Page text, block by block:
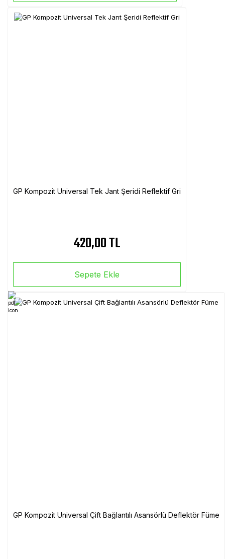
GP Kompozit Universal Tek Jant Şeridi Reflektif Gri
420,00 TL
Sepete Ekle
GP Kompozit Universal Çift Bağlantılı Asansörlü Deflektör Füme